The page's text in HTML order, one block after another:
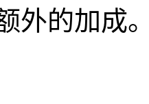
外的加成